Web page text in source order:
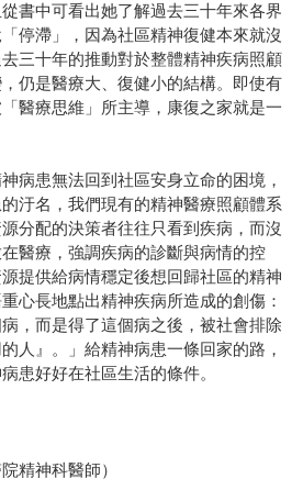
書中可看出她了解過去三十年來各界
停滯」，因為社區精神復健本來就沒
三十年的推動對於整體精神疾病照顧
仍是醫療大、復健小的結構。即使有
醫療思維」所主導，康復之家就是一
病患無法回到社區安身立命的困境，
汙名，我們現有的精神醫療照顧體系
分配的決策者往往只看到疾病，而沒
醫療，強調疾病的診斷與病情的控
提供給病情穩定後想回歸社區的精神
心長地點出精神疾病所造成的創傷：
病，而是得了這個病之後，被社會排除
人』。」給精神病患一條回家的路，
患好好在社區生活的條件。
精神科醫師）